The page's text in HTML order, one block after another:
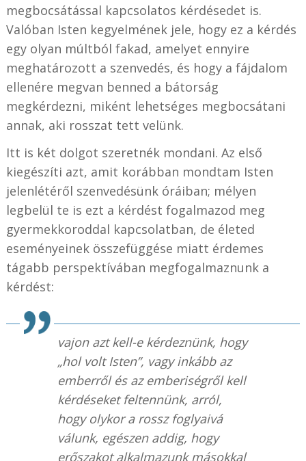
megbocsátással kapcsolatos kérdésedet is.
Valóban Isten kegyelmének jele, hogy ez a kérdés
egy olyan múltból fakad, amelyet ennyire
meghatározott a szenvedés, és hogy a fájdalom
ellenére megvan benned a bátorság
megkérdezni, miként lehetséges megbocsátani
annak, aki rosszat tett velünk.
Itt is két dolgot szeretnék mondani. Az első
kiegészíti azt, amit korábban mondtam Isten
jelenlétéről szenvedésünk óráiban; mélyen
legbelül te is ezt a kérdést fogalmazod meg
gyermekkoroddal kapcsolatban, de életed
eseményeinek összefüggése miatt érdemes
tágabb perspektívában megfogalmaznunk a
kérdést:
vajon azt kell-e kérdeznünk, hogy
„hol volt Isten”, vagy inkább az
emberről és az emberiségről kell
kérdéseket feltennünk, arról,
hogy olykor a rossz foglyaivá
válunk, egészen addig, hogy
erőszakot alkalmazunk másokkal